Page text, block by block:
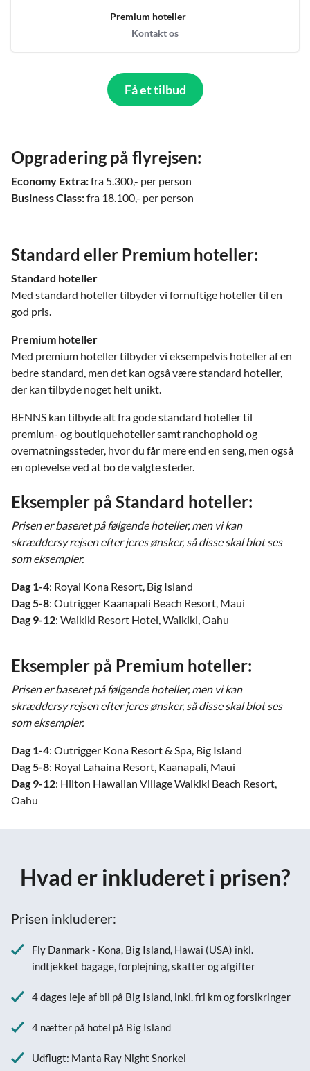
Premium hoteller
Kontakt os
Få et tilbud
Opgradering på flyrejsen:
Economy Extra:fra 5.300,- per person
Business Class:fra 18.100,- per person
Standard eller Premium hoteller:
Standard hoteller
Med standard hoteller tilbyder vi fornuftige hoteller til en
god pris.
Premium hoteller
Med premium hoteller tilbyder vi eksempelvis hoteller af en
bedre standard, men det kan også være standard hoteller,
der kan tilbyde noget helt unikt.
BENNS kan tilbyde alt fra gode standard hoteller til
premium- og boutiquehoteller samt ranchophold og
overnatningssteder, hvor du får mere end en seng, men også
en oplevelse ved at bo de valgte steder.
Eksempler på Standard hoteller:
Prisen er baseret på følgende hoteller, men vi kan
skræddersy rejsen efter jeres ønsker, så disse skal blot ses
som eksempler.
Dag 1-4: Royal Kona Resort, Big Island
Dag 5-8: Outrigger Kaanapali Beach Resort, Maui
Dag 9-12: Waikiki Resort Hotel, Waikiki, Oahu
Eksempler på Premium hoteller:
Prisen er baseret på følgende hoteller, men vi kan
skræddersy rejsen efter jeres ønsker, så disse skal blot ses
som eksempler.
Dag 1-4: Outrigger Kona Resort & Spa, Big Island
Dag 5-8: Royal Lahaina Resort, Kaanapali, Maui
Dag 9-12: Hilton Hawaiian Village Waikiki Beach Resort,
Oahu
Hvad er inkluderet i prisen?
Prisen inkluderer:
Fly Danmark - Kona, Big Island, Hawai (USA) inkl.
indtjekket bagage, forplejning, skatter og afgifter
4 dages leje af bil på Big Island, inkl. fri km og forsikringer
4 nætter på hotel på Big Island
Udflugt: Manta Ray Night Snorkel